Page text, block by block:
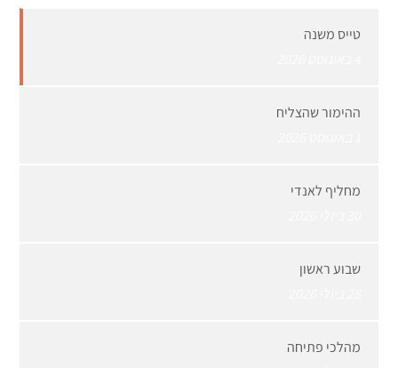
טייס משנה
ההימור שהצליח
מחליף לאנדי
שבוע ראשון
מהלכי פתיחה